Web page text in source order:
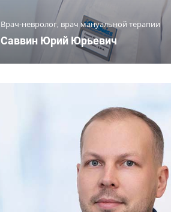
Врач-невролог, врач мануальной терапии
Саввин Юрий Юрьевич